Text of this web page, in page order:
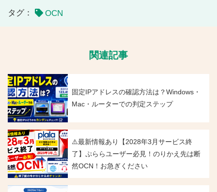
タグ：
OCN
関連記事
固定IPアドレスの確認方法は？Windows・
Mac・ルーターでの判定ステップ
⚠️最新情報あり【2028年3月サービス終
了】ぷららユーザー必見！のりかえ先は断
然OCN！お急ぎください